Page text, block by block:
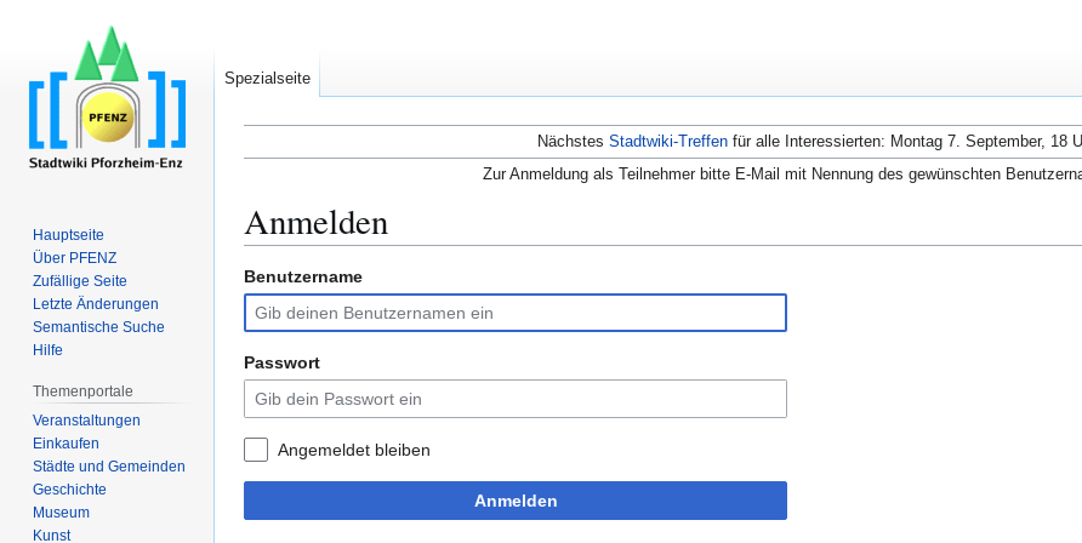
Nächstes Stadtwiki-Treffen für alle Interessierten: Montag 7. September, 18
Zur Anmeldung als Teilnehmer bitte E-Mail mit Nennung des gewünschten
Anmelden
Zur
Navigation
springen
Zur
Suche
springen
Benutzername
Passwort
Angemeldet bleiben
Anmelden
Spezialseite
Hauptseite
Über PFENZ
Zufällige Seite
Letzte Änderungen
Semantische Suche
Hilfe
Themenportale
Veranstaltungen
Einkaufen
Städte und Gemeinden
Geschichte
Museum
Kunst